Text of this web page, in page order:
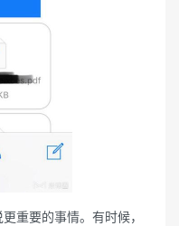
重要的事情。有时候，